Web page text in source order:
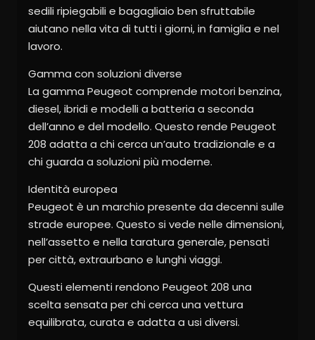
sedili ripiegabili e bagagliaio ben sfruttabile
aiutano nella vita di tutti i giorni, in famiglia e nel
lavoro.
Gamma con soluzioni diverse
La gamma Peugeot comprende motori benzina,
diesel, ibridi e modelli a batteria a seconda
dell’anno e del modello. Questo rende Peugeot
208 adatta a chi cerca un’auto tradizionale e a
chi guarda a soluzioni più moderne.
Identità europea
Peugeot è un marchio presente da decenni sulle
strade europee. Questo si vede nelle dimensioni,
nell’assetto e nella taratura generale, pensati
per città, extraurbano e lunghi viaggi.
Questi elementi rendono Peugeot 208 una
scelta sensata per chi cerca una vettura
equilibrata, curata e adatta a usi diversi.